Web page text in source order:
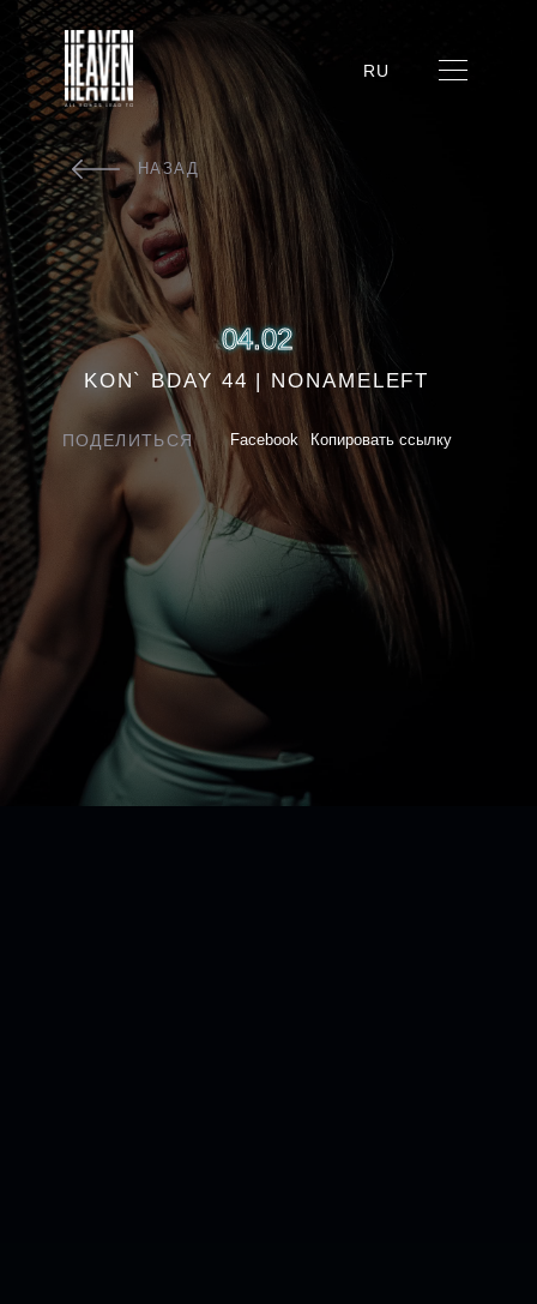
RU
НАЗАД
04.02
KON` BDAY 44 | NONAMELEFT
ПОДЕЛИТЬСЯ Facebook Копировать ссылку